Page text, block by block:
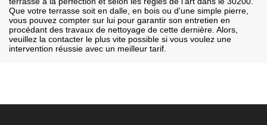
Que votre terrasse soit en dalle, en bois ou d’une simple pierre,
vous pouvez compter sur lui pour garantir son entretien en
procédant des travaux de nettoyage de cette dernière. Alors,
veuillez la contacter le plus vite possible si vous voulez une
intervention réussie avec un meilleur tarif.